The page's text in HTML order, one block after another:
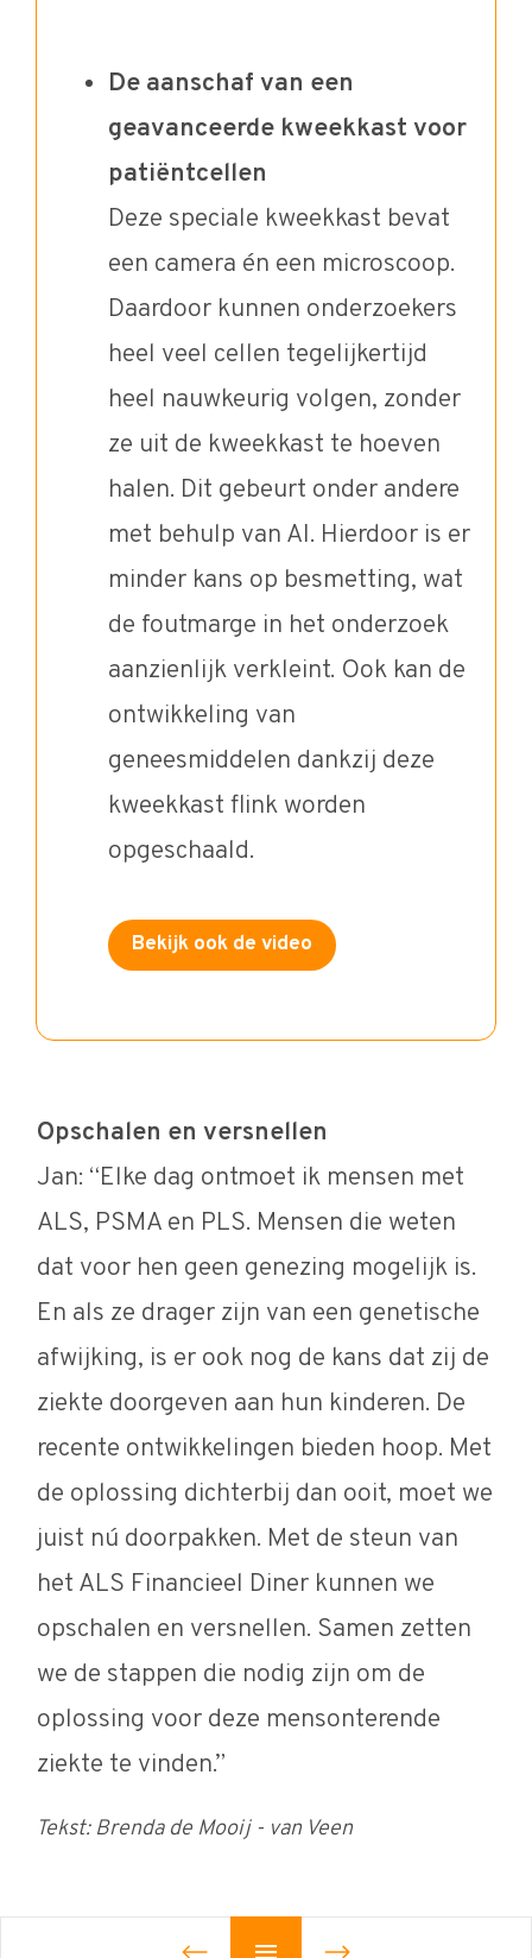
De aanschaf van een
geavanceerde kweekkast voor
patiëntcellen
Deze speciale kweekkast bevat
een camera én een microscoop.
Daardoor kunnen onderzoekers
heel veel cellen tegelijkertijd
heel nauwkeurig volgen, zonder
ze uit de kweekkast te hoeven
halen. Dit gebeurt onder andere
met behulp van AI. Hierdoor is er
minder kans op besmetting, wat
de foutmarge in het onderzoek
aanzienlijk verkleint. Ook kan de
ontwikkeling van
geneesmiddelen dankzij deze
kweekkast flink worden
opgeschaald.
Bekijk ook de video
Opschalen en versnellen
Jan: “Elke dag ontmoet ik mensen met
ALS, PSMA en PLS. Mensen die weten
dat voor hen geen genezing mogelijk is.
En als ze drager zijn van een genetische
afwijking, is er ook nog de kans dat zij de
ziekte doorgeven aan hun kinderen. De
recente ontwikkelingen bieden hoop. Met
de oplossing dichterbij dan ooit, moet we
juist nú doorpakken. Met de steun van
het ALS Financieel Diner kunnen we
opschalen en versnellen. Samen zetten
we de stappen die nodig zijn om de
oplossing voor deze mensonterende
ziekte te vinden.”
Tekst: Brenda de Mooij - van Veen